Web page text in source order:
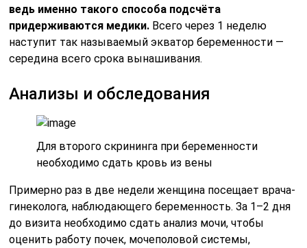
ведь именно такого способа подсчёта
придерживаются медики. Всего через 1 неделю
наступит так называемый экватор беременности —
середина всего срока вынашивания.
Анализы и обследования
Для второго скрининга при беременности
необходимо сдать кровь из вены
Примерно раз в две недели женщина посещает врача-
гинеколога, наблюдающего беременность. За 1–2 дня
до визита необходимо сдать анализ мочи, чтобы
оценить работу почек, мочеполовой системы,